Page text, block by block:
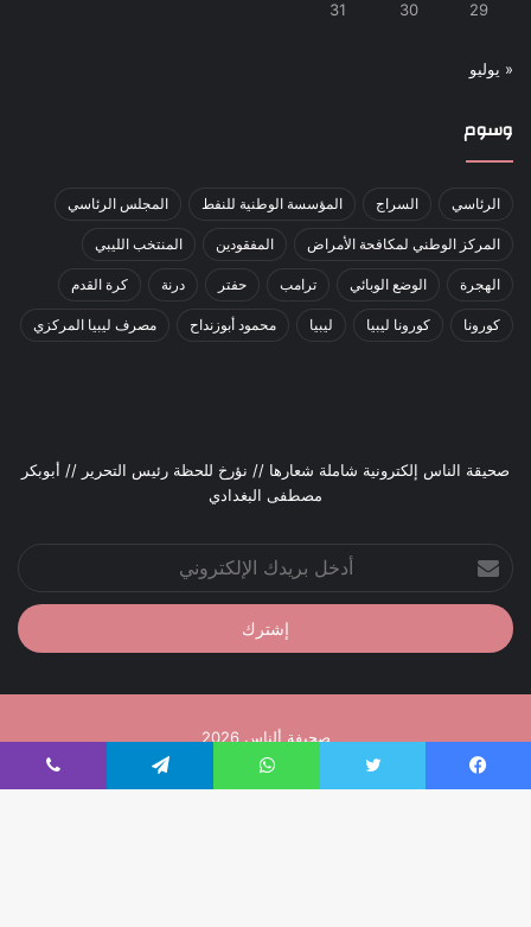
29
30
31
« يوليو
وسوم
الرئاسي السراج المؤسسة الوطنية للنفط المجلس الرئاسي
المركز الوطني لمكافحة الأمراض المفقودين المنتخب الليبي
الهجرة الوضع الوبائي ترامب حفتر درنة كرة القدم
كورونا كورونا ليبيا ليبيا محمود أبوزنداح مصرف ليبيا المركزي
صحيقة الناس إلكترونية شاملة شعارها // نؤرخ للحظة رئيس التحرير // أبوبكر
مصطفى البغدادي
أدخل
بريدك
الإلكتروني
صحيفة ألناس 2026
تصميم إدارة تقنية المعلومات
فيسبوك تويتر واتساب تيلقرام ڤايبر